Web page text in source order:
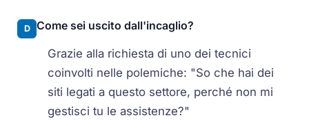
D Come sei uscito dall'incaglio?
Grazie alla richiesta di uno dei tecnici
coinvolti nelle polemiche: "So che hai dei
siti legati a questo settore, perché non mi
gestisci tu le assistenze?"